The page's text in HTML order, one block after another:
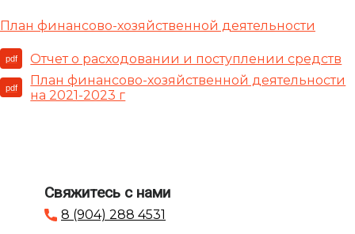
Компьютерные курсы в Липецке - в группе и
индивидуально
Курсы красоты и здоровья в Липецке
Курсы дизайна среды в Липецке
Расписание
План финансово-хозяйственной деятельности
pdf Отчет о расходовании и поступлении средств
pdf
План финансово-хозяйственной деятельности
на 2021-2023 г
Свяжитесь с нами
8 (904) 288 4531